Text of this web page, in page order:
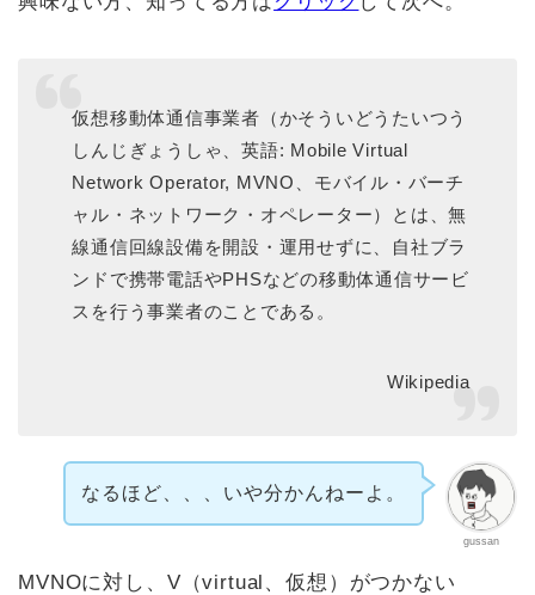
仮想移動体通信事業者（かそういどうたいつう
しんじぎょうしゃ、英語: Mobile Virtual
Network Operator, MVNO、モバイル・バーチ
ャル・ネットワーク・オペレーター）とは、無
線通信回線設備を開設・運用せずに、自社ブラ
ンドで携帯電話やPHSなどの移動体通信サービ
スを行う事業者のことである。
Wikipedia
gussan
なるほど、、、いや分かんねーよ。
MVNOに対し、V（virtual、仮想）がつかない